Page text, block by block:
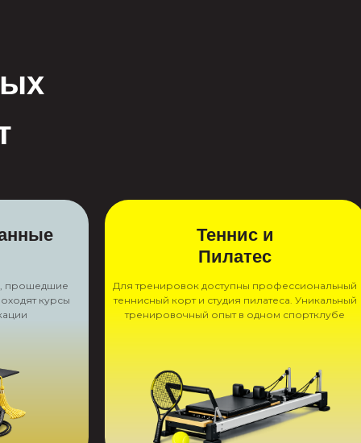
Теннис и
Пилатес
Для тренировок доступны профессиональный
теннисный корт и студия пилатеса. Уникальный
тренировочный опыт в одном спортклубе
прошедшие
курсы